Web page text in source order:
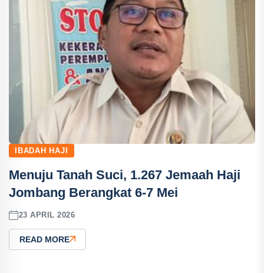
IBADAH HAJI
Menuju Tanah Suci, 1.267 Jemaah Haji
Jombang Berangkat 6-7 Mei
23 APRIL 2026
READ MORE